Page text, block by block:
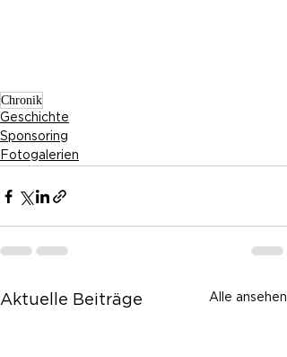
Chronik
Geschichte
Sponsoring
Fotogalerien
Aktuelle Beiträge Alle ansehen